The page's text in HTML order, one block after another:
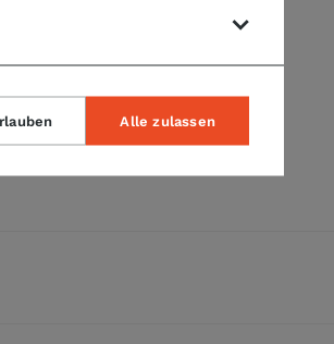
Alle zulassen